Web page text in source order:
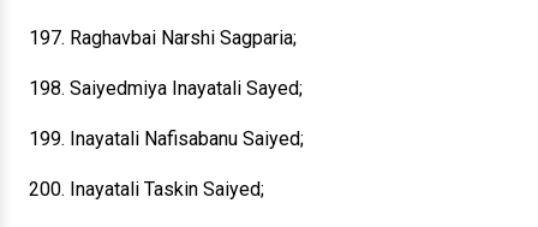
197. Raghavbai Narshi Sagparia;
198. Saiyedmiya Inayatali Sayed;
199. Inayatali Nafisabanu Saiyed;
200. Inayatali Taskin Saiyed;